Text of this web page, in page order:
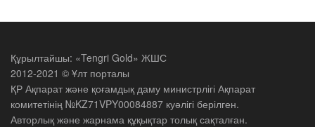
Құрылтайшы: «Tengri Gold» ЖШС
2012-2021 © Ұлт порталы
ҚР Ақпарат және қоғамдық даму министрлігі Ақпарат
комитетінің №KZ71VPY00084887 куәлігі берілген.
Авторлық және жарнама құқықтар толық сақталған.